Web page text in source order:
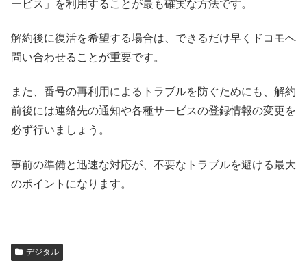
ービス」を利用することが最も確実な方法です。
解約後に復活を希望する場合は、できるだけ早くドコモへ
問い合わせることが重要です。
また、番号の再利用によるトラブルを防ぐためにも、解約
前後には連絡先の通知や各種サービスの登録情報の変更を
必ず行いましょう。
事前の準備と迅速な対応が、不要なトラブルを避ける最大
のポイントになります。
デジタル